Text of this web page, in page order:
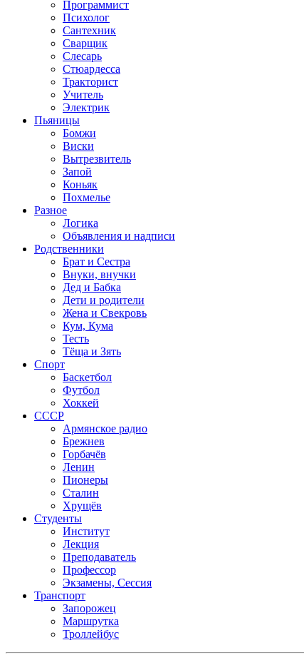
Программист
Психолог
Сантехник
Сварщик
Слесарь
Стюардесса
Тракторист
Учитель
Электрик
Пьяницы
Бомжи
Виски
Вытрезвитель
Запой
Коньяк
Похмелье
Разное
Логика
Объявления и надписи
Родственники
Брат и Сестра
Внуки, внучки
Дед и Бабка
Дети и родители
Жена и Свекровь
Кум, Кума
Тесть
Тёща и Зять
Спорт
Баскетбол
Футбол
Хоккей
СССР
Армянское радио
Брежнев
Горбачёв
Ленин
Пионеры
Сталин
Хрущёв
Студенты
Институт
Лекция
Преподаватель
Профессор
Экзамены, Сессия
Транспорт
Запорожец
Маршрутка
Троллейбус